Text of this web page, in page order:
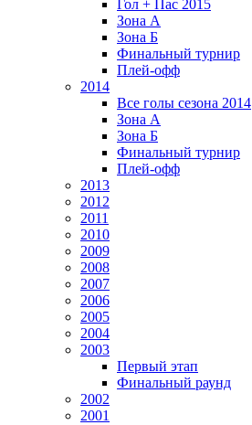
Гол + Пас 2015
Зона А
Зона Б
Финальный турнир
Плей-офф
2014
Все голы сезона 2014
Зона А
Зона Б
Финальный турнир
Плей-офф
2013
2012
2011
2010
2009
2008
2007
2006
2005
2004
2003
Первый этап
Финальный раунд
2002
2001